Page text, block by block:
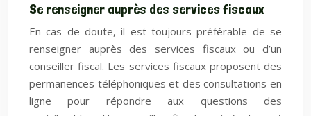
Se renseigner auprès des services fiscaux
En cas de doute, il est toujours préférable de se
renseigner auprès des services fiscaux ou d’un
conseiller fiscal. Les services fiscaux proposent des
permanences téléphoniques et des consultations en
ligne pour répondre aux questions des